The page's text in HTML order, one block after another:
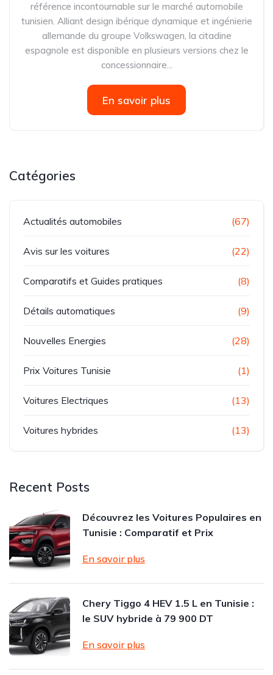
référence incontournable sur le marché automobile
tunisien. Alliant design ibérique dynamique et ingénierie
allemande du groupe Volkswagen, la citadine
espagnole est disponible en plusieurs versions chez le
concessionnaire...
En savoir plus
Catégories
Actualités automobiles (67)
Avis sur les voitures (22)
Comparatifs et Guides pratiques (8)
Détails automatiques (9)
Nouvelles Energies (28)
Prix Voitures Tunisie (1)
Voitures Electriques (13)
Voitures hybrides (13)
Recent Posts
Découvrez les Voitures Populaires en
Tunisie : Comparatif et Prix
En savoir plus
Chery Tiggo 4 HEV 1.5 L en Tunisie :
le SUV hybride à 79 900 DT
En savoir plus